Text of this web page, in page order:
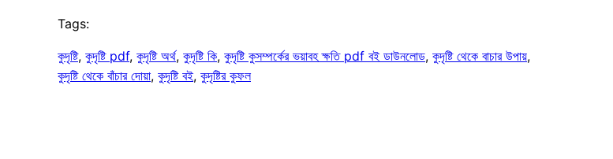
Tags:
কুদৃষ্টি, কুদৃষ্টি pdf, কুদৃষ্টি অর্থ, কুদৃষ্টি কি, কুদৃষ্টি কুসম্পর্কের ভয়াবহ ক্ষতি pdf বই ডাউনলোড, কুদৃষ্টি থেকে বাচার উপায়
কুদৃষ্টি থেকে বাঁচার দোয়া, কুদৃষ্টি বই, কুদৃষ্টির কুফল